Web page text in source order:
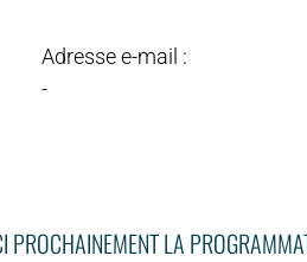
Adresse e-mail :
-
PROCHAINEMENT LA